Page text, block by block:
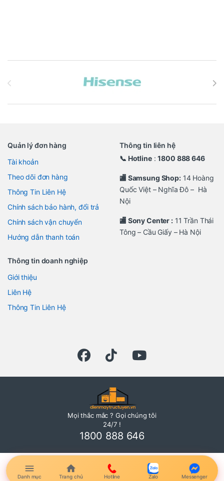
Quản lý đơn hàng
Tài khoản
Theo dõi đơn hàng
Thông Tin Liên Hệ
Chính sách bảo hành, đổi trả
Chính sách vận chuyển
Hướng dẫn thanh toán
Thông tin liên hệ
📞 Hotline:1800 888 646
🏬 Samsung Shop:14 Hoàng
Quốc Việt – Nghĩa Đô – Hà
Nội
🏬 Sony Center :11 Trần Thái
Tông – Cầu Giấy – Hà Nội
Thông tin doanh nghiệp
Giới thiệu
Liên Hệ
Thông Tin Liên Hệ
Mọi thắc mắc ? Gọi chúng tôi
24/7 !
1800 888 646
Trang chủ
Danh mục Hotline Zalo Messenger